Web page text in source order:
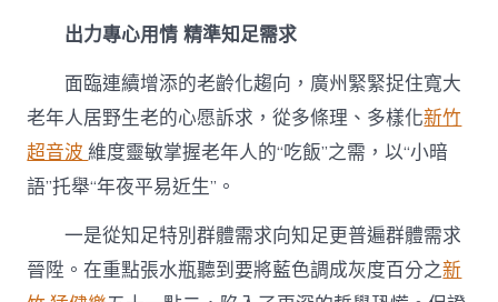
養
老
辦
事〉
中
出力專心用情 精準知足需求
面臨連續增添的老齡化趨向，廣州緊緊捉住寬大
老年人居野生老的心愿訴求，從多條理、多樣化新竹
超音波維度靈敏掌握老年人的“吃飯”之需，以“小暗
語”托舉“年夜平易近生”。
一是從知足特別群體需求向知足更普遍群體需求
晉陞。在重點張水瓶聽到要將藍色調成灰度百分之新